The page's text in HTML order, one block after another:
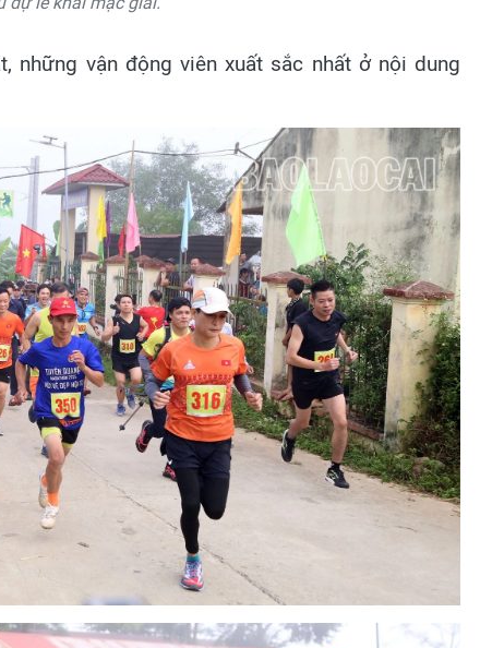
những vận động viên xuất sắc nhất ở nội dung